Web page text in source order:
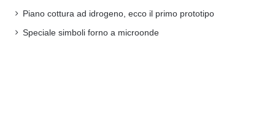
Piano cottura ad idrogeno, ecco il primo prototipo
Speciale simboli forno a microonde